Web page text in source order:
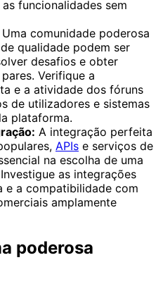
funcionalidades sem
Uma comunidade poderosa
qualidade podem ser
desafios e obter
Verifique a
e a atividade dos fóruns
de utilizadores e sistemas
plataforma.
A integração perfeita
APIs e serviços de
na escolha de uma
as integrações
e a compatibilidade com
amplamente
poderosa